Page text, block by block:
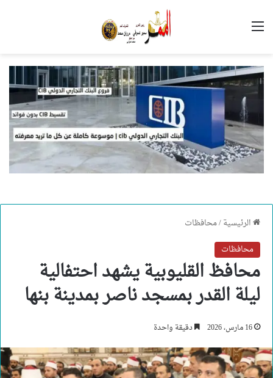
القائمة
الرئيسية/محافظات
محافظات
محافظ القليوبية يشهد احتفالية
ليلة القدر بمسجد ناصر بمدينة بنها
16 مارس، 2026 دقيقة واحدة